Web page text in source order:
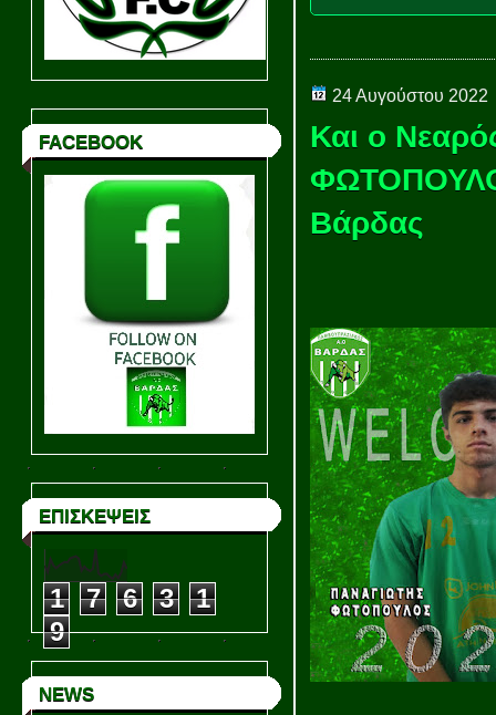
FACEBOOK
ΕΠΙΣΚΕΨΕΙΣ
1 7 6 3
1
9
NEWS
24 Αυγούστου 2022
Και ο
Βάρδας